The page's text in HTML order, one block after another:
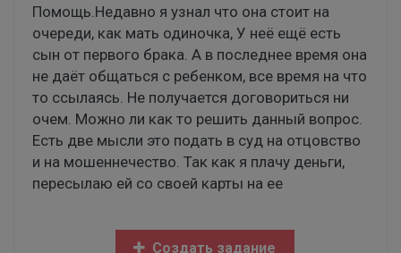
Помощь.Недавно я узнал что она стоит на
очереди, как мать одиночка, У неё ещё есть
сын от первого брака. А в последнее время она
не даёт общаться с ребенком, все время на что
то ссылаясь. Не получается договориться ни
очем. Можно ли как то решить данный вопрос.
Есть две мысли это подать в суд на отцовство
и на мошеннечество. Так как я плачу деньги,
пересылаю ей со своей карты на ее
Создать задание